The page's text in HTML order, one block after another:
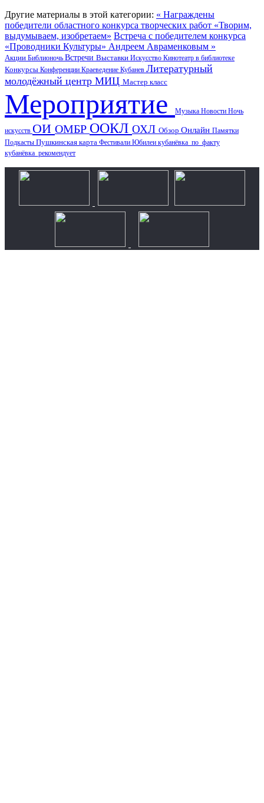
Другие материалы в этой категории: « Награждены
победители областного конкурса творческих работ «Творим,
выдумываем, изобретаем» Встреча с победителем конкурса
«Проводники Культуры» Андреем Авраменковым »
Акции Библионочь Встречи Выставки Искусство Кинотеатр в библиотеке
Конкурсы Конференции Краеведение Кубанев Литературный
молодёжный центр МИЦ Мастер класс
Мероприятие Музыка Новости Ночь
искусств ОИ ОМБР ООКЛ ОХЛ Обзор Онлайн Памятки
Подкасты Пушкинская карта Фестивали Юбилеи кубанёвка_по_факту
кубанёвка_рекомендует